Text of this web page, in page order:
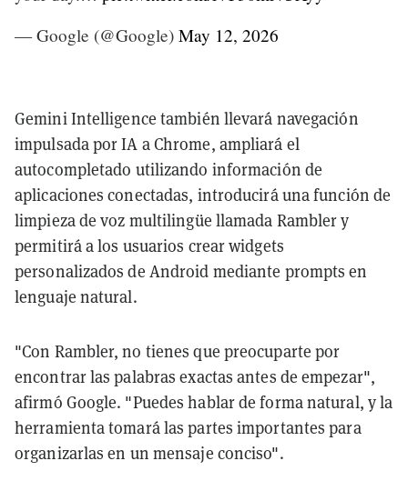
— Google (@Google) May 12, 2026
Gemini Intelligence también llevará navegación
impulsada por IA a Chrome, ampliará el
autocompletado utilizando información de
aplicaciones conectadas, introducirá una función de
limpieza de voz multilingüe llamada Rambler y
permitirá a los usuarios crear widgets
personalizados de Android mediante prompts en
lenguaje natural.
"Con Rambler, no tienes que preocuparte por
encontrar las palabras exactas antes de empezar",
afirmó Google. "Puedes hablar de forma natural, y la
herramienta tomará las partes importantes para
organizarlas en un mensaje conciso".